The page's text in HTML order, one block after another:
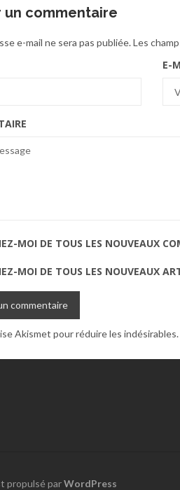
un commentaire
e-mail ne sera pas publiée.Les
E-
MOI DE TOUS LES NOUVEAUX
MOI DE TOUS LES NOUVEAUX
Akismet pour réduire les indésirables.
propulsé parWordPress